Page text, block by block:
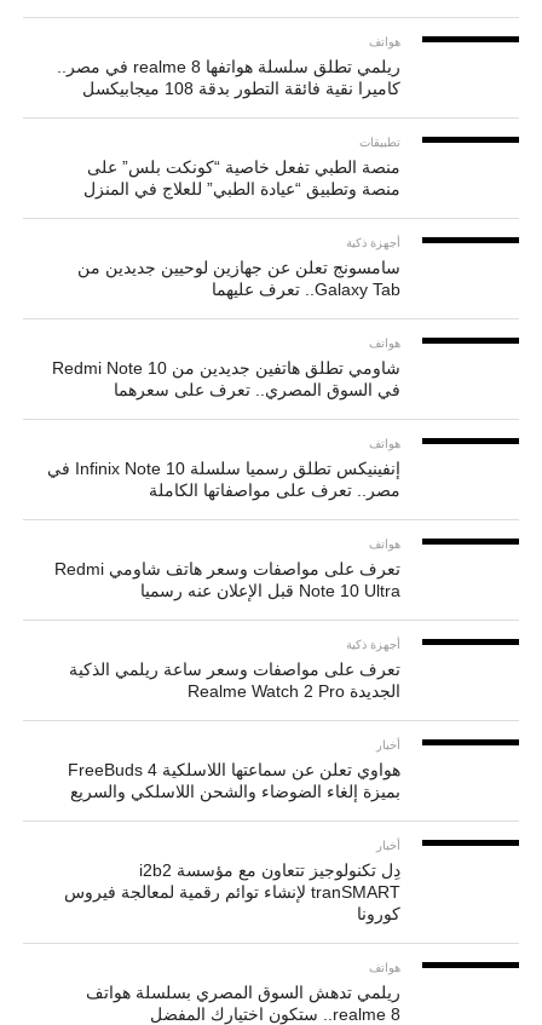
هواتف
ريلمي تطلق سلسلة هواتفها realme 8 في مصر..
كاميرا نقية فائقة التطور بدقة 108 ميجابيكسل
تطبيقات
منصة الطبي تفعل خاصية “كونكت بلس” على
منصة وتطبيق “عيادة الطبي” للعلاج في المنزل
أجهزة ذكية
سامسونج تعلن عن جهازين لوحيين جديدين من
Galaxy Tab.. تعرف عليهما
هواتف
شاومي تطلق هاتفين جديدين من Redmi Note 10
في السوق المصري.. تعرف على سعرهما
هواتف
إنفينيكس تطلق رسميا سلسلة Infinix Note 10 في
مصر.. تعرف على مواصفاتها الكاملة
هواتف
تعرف على مواصفات وسعر هاتف شاومي Redmi
Note 10 Ultra قبل الإعلان عنه رسميا
أجهزة ذكية
تعرف على مواصفات وسعر ساعة ريلمي الذكية
الجديدة Realme Watch 2 Pro
أخبار
هواوي تعلن عن سماعتها اللاسلكية FreeBuds 4
بميزة إلغاء الضوضاء والشحن اللاسلكي والسريع
أخبار
دِل تكنولوجيز تتعاون مع مؤسسة i2b2
tranSMART لإنشاء توائم رقمية لمعالجة فيروس
كورونا
هواتف
ريلمي تدهش السوق المصري بسلسلة هواتف
realme 8.. ستكون اختيارك المفضل